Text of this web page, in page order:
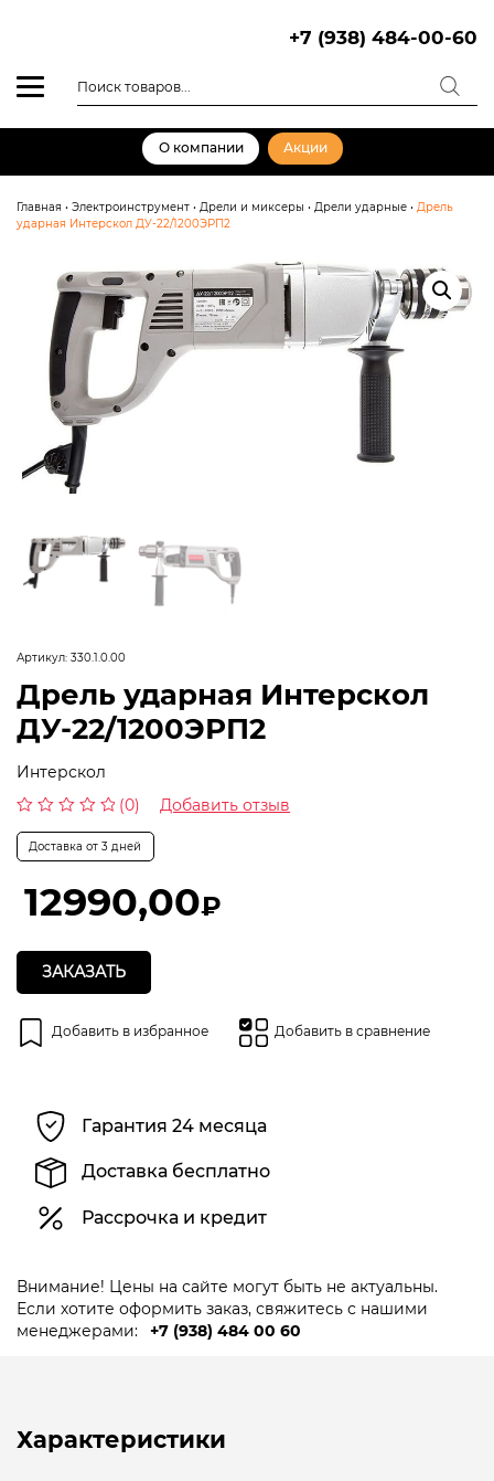
+7 (938) 484-00-60
товаров
О компании Акции
Главная • Электроинструмент • Дрели и миксеры • Дрели ударные • Дрель
ударная Интерскол ДУ-22/1200ЭРП2
Артикул: 330.1.0.00
Дрель ударная Интерскол
ДУ-22/1200ЭРП2
Интерскол
0
из
(0) Добавить отзыв
Доставка от 3 дней
12990,00₽
ЗАКАЗАТЬ
Добавить в избранное Добавить в сравнение
Гарантия 24 месяца
Доставка бесплатно
Рассрочка и кредит
Внимание! Цены на сайте могут быть не актуальны.
Если хотите оформить заказ, свяжитесь с нашими
менеджерами:
+7 (938) 484 00 60
Характеристики